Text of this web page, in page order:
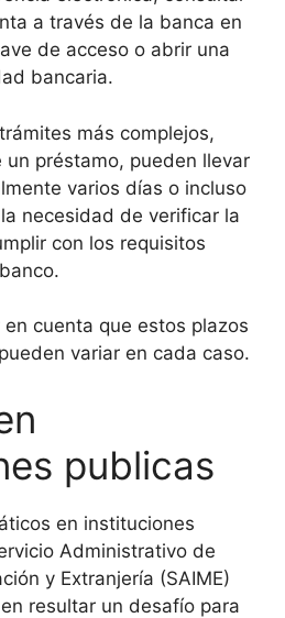
a través de la banca en
de acceso o abrir una
bancaria.
más complejos,
préstamo, pueden llevar
varios días o incluso
necesidad de verificar la
con los requisitos
cuenta que estos plazos
variar en cada caso.
publicas
en instituciones
Administrativo de
y Extranjería (SAIME)
resultar un desafío para